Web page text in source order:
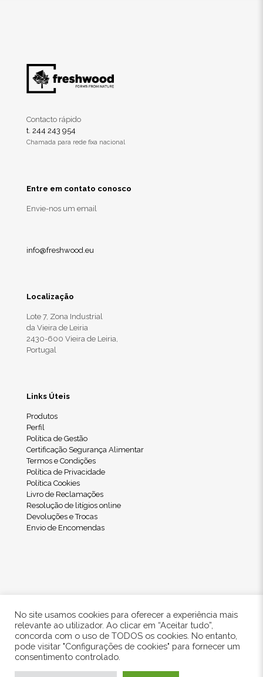
Contacto rápido
t. 244 243 954
Chamada para rede fixa nacional
Entre em contato conosco
Envie-nos um email
info@freshwood.eu
Localização
Lote 7, Zona Industrial
da Vieira de Leiria
2430-600 Vieira de Leiria,
Portugal
Links Úteis
Produtos
Perfil
Política de Gestão
Certificação Segurança Alimentar
Termos e Condições
Política de Privacidade
Política Cookies
Livro de Reclamações
Resolução de litígios online
Devoluções e Trocas
Envio de Encomendas
© 2024 Freshwood. All Rights Reserved.
No site usamos cookies para oferecer a experiência mais
relevante ao utilizador. Ao clicar em “Aceitar tudo”,
concorda com o uso de TODOS os cookies. No entanto,
pode visitar "Configurações de cookies" para fornecer um
consentimento controlado.